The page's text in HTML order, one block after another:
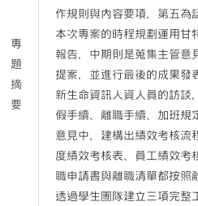
專
題
摘
要
作規則與內容要項，第五為
本次專案的時程規劃運用甘
報告，中期則是蒐集主管意
提案，並進行最後的成果發
新生命資訊人資人員的訪談
假手續、離職手續、加班規
意見中，建構出績效考核流
度績效考核表、員工績效考
職申請書與離職清單都按照
透過學生團隊建立三項完整